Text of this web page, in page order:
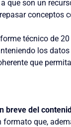
que son un
conceptos
técnico de
los
que
breve del
formato que,